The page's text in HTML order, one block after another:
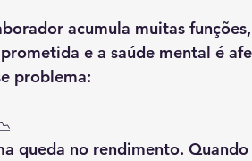
acumula muitas
e a saúde mental é
problema:
queda no rendimento. Quando